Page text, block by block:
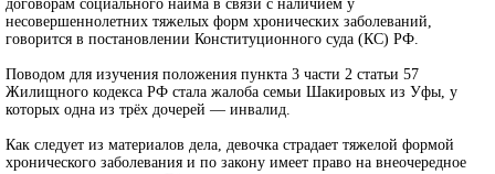
договорам социального найма в связи с наличием у
несовершеннолетних тяжелых форм хронических заболеваний,
говорится в постановлении Конституционного суда (КС) РФ.
Поводом для изучения положения пункта 3 части 2 статьи 57
Жилищного кодекса РФ стала жалоба семьи Шакировых из Уфы, у
которых одна из трёх дочерей — инвалид.
Как следует из материалов дела, девочка страдает тяжелой формой
хронического заболевания и по закону имеет право на внеочередное